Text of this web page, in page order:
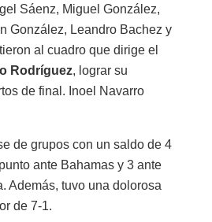
Sáenz, Miguel González,
González, Leandro Bachez y
al cuadro que dirige el
Rodríguez, lograr su
de final. Inoel Navarro
de grupos con un saldo de 4
ante Bahamas y 3 ante
Además, tuvo una dolorosa
de 7-1.